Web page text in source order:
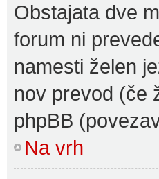
Obstajata dve
forum ni
namesti želen
nov prevod (če
phpBB
Na vrh